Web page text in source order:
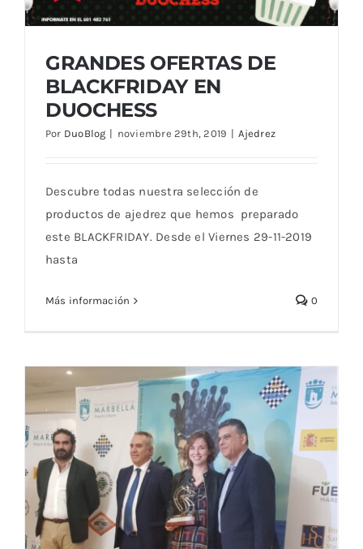
GRANDES OFERTAS DE BLACKFRIDAY EN
DUOCHESS
GRANDES OFERTAS DE
BLACKFRIDAY EN
DUOCHESS
Por DuoBlog | noviembre 29th, 2019 | Ajedrez
Descubre todas nuestra selección de
productos de ajedrez que hemos preparado
este BLACKFRIDAY. Desde el Viernes 29-11-2019
hasta
Más información 0